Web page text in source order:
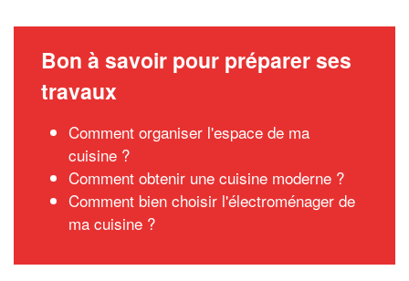
Bon à savoir pour préparer ses
travaux
Comment organiser l'espace de ma
cuisine ?
Comment obtenir une cuisine moderne ?
Comment bien choisir l'électroménager de
ma cuisine ?